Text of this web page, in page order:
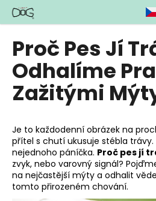
Přejít
obsah
Proč Pes Jí
Odhalíme
Zažitými
Je to každodenní obrázek na
přítel s chutí ukusuje stébla
nejednoho páníčka. Proč pes jí
zvyk, nebo varovný signál?
na nejčastější mýty a odhalit
tomto přirozeném chování.
o
C
o
p
t
ř
e
b
u